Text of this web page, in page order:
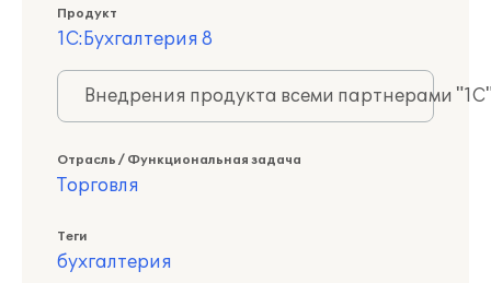
Продукт
1С:Бухгалтерия 8
Внедрения продукта всеми партнерами
Отрасль / Функциональная задача
Торговля
Теги
бухгалтерия